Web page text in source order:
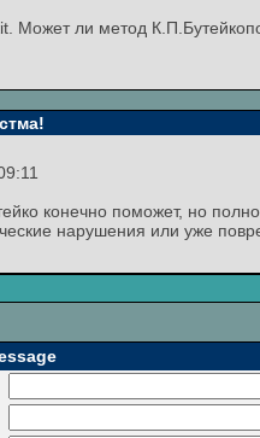
Может ли метод
конечно поможет, но
нарушения или уже